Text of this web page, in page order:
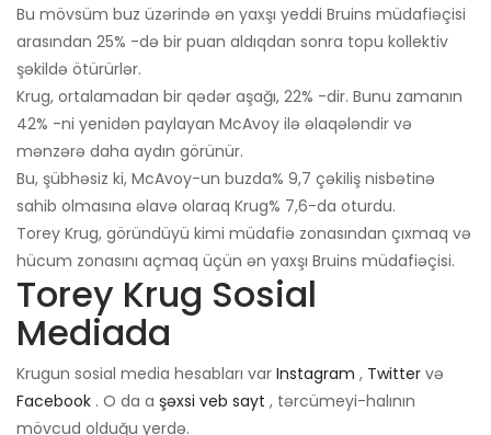
Bu mövsüm buz üzərində ən yaxşı yeddi Bruins müdafiəçisi
arasından 25% -də bir puan aldıqdan sonra topu kollektiv
şəkildə ötürürlər.
Krug, ortalamadan bir qədər aşağı, 22% -dir. Bunu zamanın
42% -ni yenidən paylayan McAvoy ilə əlaqələndir və
mənzərə daha aydın görünür.
Bu, şübhəsiz ki, McAvoy-un buzda% 9,7 çəkiliş nisbətinə
sahib olmasına əlavə olaraq Krug% 7,6-da oturdu.
Torey Krug, göründüyü kimi müdafiə zonasından çıxmaq və
hücum zonasını açmaq üçün ən yaxşı Bruins müdafiəçisi.
Torey Krug Sosial
Mediada
Krugun sosial media hesabları var Instagram , Twitter və
Facebook . O da a şəxsi veb sayt , tərcümeyi-halının
mövcud olduğu yerdə.